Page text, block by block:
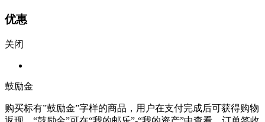
优惠
关闭
鼓励金
购买标有”鼓励金”字样的商品，用户在支付完成后可获得购物